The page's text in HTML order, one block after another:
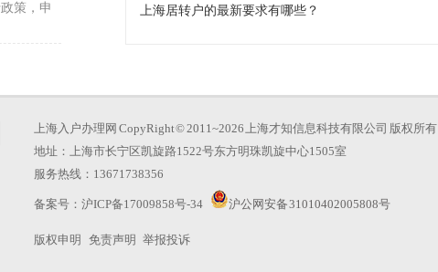
策，申
有两种方
缴纳城
上海居转户的最新要求有哪些？
上海入户办理网 CopyRight © 2011~2026 上海才知信息科技有限公司 版权所有
地址：上海市长宁区凯旋路1522号东方明珠凯旋中心1505室
服务热线：13671738356
备案号： 沪ICP备17009858号-34 沪公网安备 31010402005808号
版权申明 免责声明 举报投诉